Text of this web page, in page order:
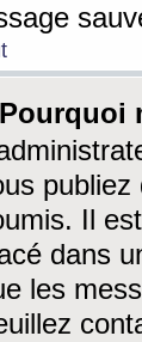
publiez
Il
dans
les